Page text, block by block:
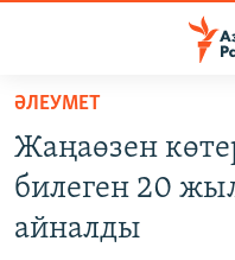
Skip
main
content
Skip
to
САЯСАТ
AZATTYQTV
ӘЛЕУМЕТ
Жаңаөзен
билеген 20
айналды